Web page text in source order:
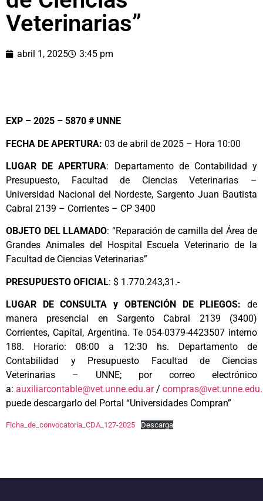
Veterinarias”
abril 1, 2025 3:45 pm
EXP – 2025 – 5870 # UNNE
FECHA DE APERTURA: 03 de abril de 2025 – Hora 10:00
LUGAR DE APERTURA: Departamento de Contabilidad y
Presupuesto, Facultad de Ciencias Veterinarias –
Universidad Nacional del Nordeste, Sargento Juan Bautista
Cabral 2139 – Corrientes – CP 3400
OBJETO DEL LLAMADO: “Reparación de camilla del Área de
Grandes Animales del Hospital Escuela Veterinario de la
Facultad de Ciencias Veterinarias”
PRESUPUESTO OFICIAL: $ 1.770.243,31.-
LUGAR DE CONSULTA y OBTENCIÓN DE PLIEGOS: de
manera presencial en Sargento Cabral 2139 (3400)
Corrientes, Capital, Argentina. Te 054-0379-4423507 interno
188. Horario: 08:00 a 12:30 hs. Departamento de
Contabilidad y Presupuesto Facultad de Ciencias
Veterinarias – UNNE; por correo electrónico
a: auxiliarcontable@vet.unne.edu.ar/
puede descargarlo del Portal “Universidades Compran”
Ficha_de_convocatoria_CDA_127-2025 Descarga